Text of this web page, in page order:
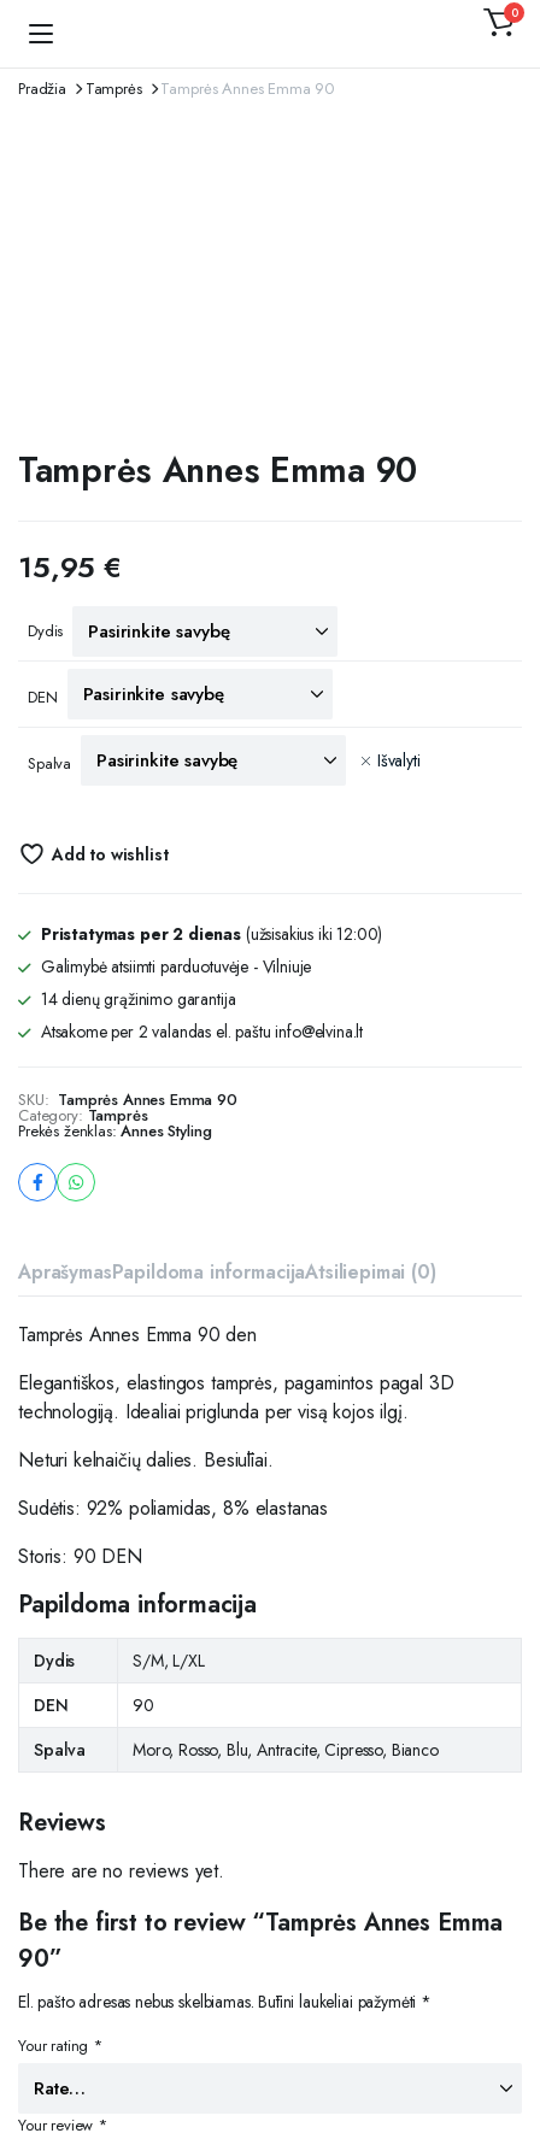
0
Pradžia Tamprės Tamprės Annes Emma 90
Tamprės Annes Emma 90
15,95€
Dydis
DEN
Spalva Išvalyti
Add to wishlist
Pristatymas per 2 dienas (užsisakius iki 12:00)
Galimybė atsiimti parduotuvėje - Vilniuje
14 dienų grąžinimo garantija
Atsakome per 2 valandas el. paštu info@elvina.lt
SKU: Tamprės Annes Emma 90
Category: Tamprės
Prekės ženklas:Annes Styling
AprašymasPapildoma informacijaAtsiliepimai (0)
Tamprės Annes Emma 90 den
Elegantiškos, elastingos tamprės, pagamintos pagal 3D
technologiją. Idealiai priglunda per visą kojos ilgį.
Neturi kelnaičių dalies. Besiūliai.
Sudėtis: 92% poliamidas, 8% elastanas
Storis: 90 DEN
Papildoma informacija
Dydis
S/M, L/XL
DEN
90
Spalva
Moro, Rosso, Blu, Antracite, Cipresso, Bianco
Reviews
There are no reviews yet.
Be the first to review “Tamprės Annes Emma
90”
El. pašto adresas nebus skelbiamas. Būtini laukeliai pažymėti *
Your rating *
Your review *